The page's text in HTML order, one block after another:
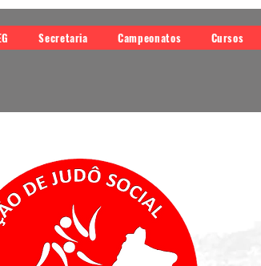
Secretaria Campeonatos Cursos